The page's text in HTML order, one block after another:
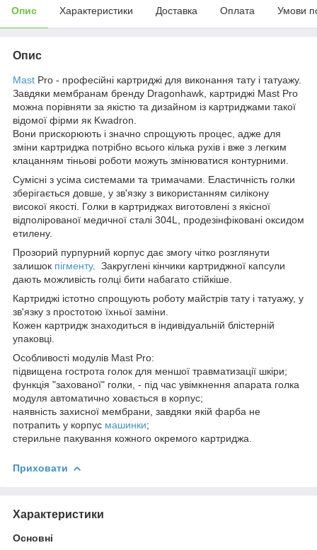
Опис Характеристики Доставка Оплата Умови
Опис
Mast Pro - професійні картриджі для виконання тату і татуажу.
Завдяки мембранам бренду Dragonhawk, картриджі Mast Pro
можна порівняти за якістю та дизайном із картриджами такої
відомої фірми як Kwadron.
Вони прискорюють і значно спрощують процес, адже для
зміни картриджа потрібно всього кілька рухів і вже з легким
клацанням тіньові роботи можуть змінюватися контурними.
Сумісні з усіма системами та тримачами. Еластичність голки
зберігається довше, у зв'язку з використанням силікону
високої якості. Голки в картриджах виготовлені з якісної
відполірованої медичної сталі 304L, продезінфіковані оксидом
етилену.
Прозорий пурпурний корпус дає змогу чітко розглянути
залишок пігменту. Закруглені кінчики картриджної капсули
дають можливість голці бити набагато стійкіше.
Картриджі істотно спрощують роботу майстрів тату і татуажу, у
зв'язку з простотою їхньої заміни.
Кожен картридж знаходиться в індивідуальній блістерній
упаковці.
Особливості модулів Mast Pro:
підвищена гострота голок для меншої травматизації шкіри;
функція "захованої" голки, - під час увімкнення апарата голка
модуля автоматично ховається в корпус;
наявність захисної мембрани, завдяки якій фарба не
потрапить у корпус машинки;
стерильне пакування кожного окремого картриджа.
Приховати
Характеристики
Основні